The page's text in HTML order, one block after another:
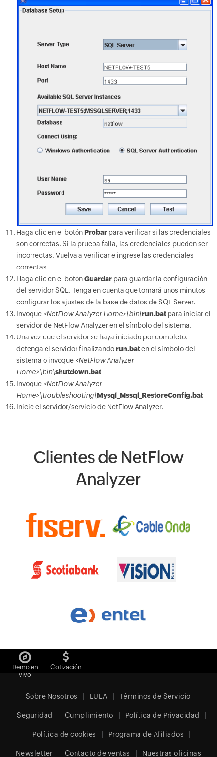
Haga clic en el botón Probarpara verificar si las credenciales
son correctas. Si la prueba falla, las credenciales pueden ser
incorrectas. Vuelva a verificar e ingrese las credenciales
correctas.
Haga clic en el botónGuardarpara guardar la configuración
del servidor SQL. Tenga en cuenta que tomará unos minutos
configurar los ajustes de la base de datos de SQL Server.
Invoque <NetFlow Analyzer Home>\bin\run.batpara iniciar el
servidor de NetFlow Analyzer en el símbolo del sistema.
Una vez que el servidor se haya iniciado por completo,
detenga el servidor finalizandorun.baten el símbolo del
sistema o invoque <NetFlow Analyzer
Home>\bin\shutdown.bat
Invoque <NetFlow Analyzer
Home>\troubleshooting\Mysql_Mssql_RestoreConfig.bat
Inicie el servidor/servicio de NetFlow Analyzer.
Clientes de NetFlow
Analyzer
Demo en
vivo
Cotización
Sobre Nosotros EULA Términos de Servicio
Seguridad Cumplimiento Política de Privacidad
Política de cookies Programa de Afiliados
Newsletter Contacto de ventas Nuestras oficinas